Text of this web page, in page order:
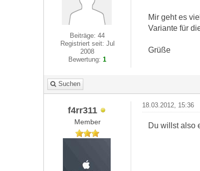
Beiträge: 44
Registriert seit: Jul
2008
Bewertung:1
Mir geht es
Variante für
Grüße
Suchen
f4rr311
Member
18.03.2012, 15:36
Du willst also